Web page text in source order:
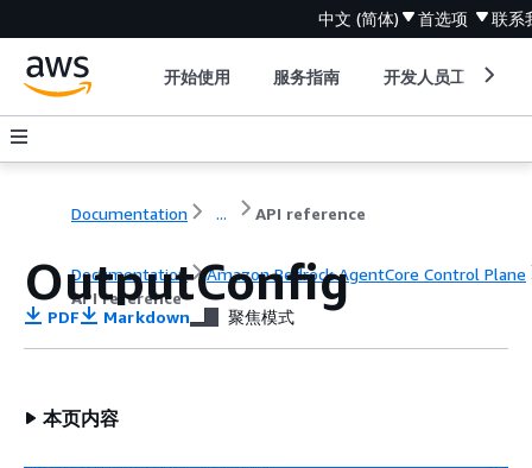
中文 (简体) 首选项 联系
开始使用 服务指南 开发人员工具
Documentation ... API reference
Documentation
Amazon Bedrock AgentCore Control Plane
API reference
OutputConfig
PDF Markdown 聚焦模式
本页内容